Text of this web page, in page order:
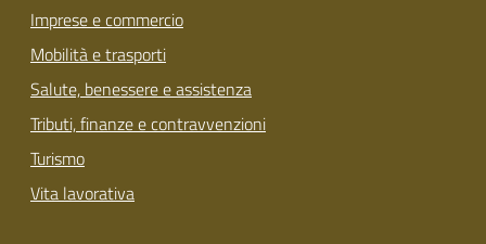
Imprese e commercio
Mobilità e trasporti
Salute, benessere e assistenza
Tributi, finanze e contravvenzioni
Turismo
Vita lavorativa